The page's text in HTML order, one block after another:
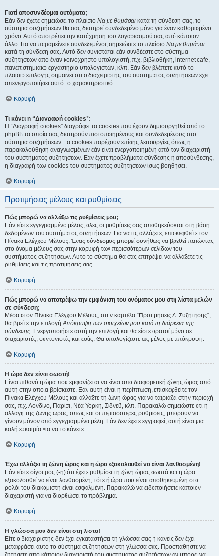
Γιατί αποσυνδέομαι αυτόματα;
Εάν δεν έχετε σημειώσει το πλαίσιο Να με θυμάσαι κατά τη σύνδεση σας, το
σύστημα συζητήσεων θα σας διατηρεί συνδεδεμένο μόνο για έναν καθορισμένο
χρόνο. Αυτό αποτρέπει την κατάχρηση του λογαριασμού σας από κάποιον
άλλο. Για να παραμείνετε συνδεδεμένοι, σημειώστε το πλαίσιο Να με θυμάσαι
κατά τη σύνδεση σας. Αυτό δεν συνιστάται εάν συνδέεστε στο σύστημα
συζητήσεων από έναν κοινόχρηστο υπολογιστή, π.χ. βιβλιοθήκη, internet cafe,
πανεπιστημιακό εργαστήριο υπολογιστών, κλπ. Εάν δεν βλέπετε αυτό το
πλαίσιο επιλογής σημαίνει ότι ο διαχειριστής του συστήματος συζητήσεων έχει
απενεργοποιήσει αυτό το χαρακτηριστικό.
Κορυφή
Τι κάνει η “Διαγραφή cookies”;
Η “Διαγραφή cookies” διαγράφει τα cookies που έχουν δημιουργηθεί από το
phpBB τα οποία σας διατηρούν πιστοποιημένους και συνδεδεμένους στο
σύστημα συζητήσεων. Τα cookies παρέχουν επίσης λειτουργίες όπως η
παρακολούθηση αναγνωσμένων εάν είναι ενεργοποιημένη από τον διαχειριστή
του συστήματος συζητήσεων. Εάν έχετε προβλήματα σύνδεσης ή αποσύνδεσης,
η διαγραφή των cookies του συστήματος συζητήσεων ίσως βοηθήσει.
Κορυφή
Προτιμήσεις μέλους και ρυθμίσεις
Πώς μπορώ να αλλάξω τις ρυθμίσεις μου;
Εάν είστε εγγεγραμμένο μέλος, όλες οι ρυθμίσεις σας αποθηκεύονται στη βάση
δεδομένων του συστήματος συζητήσεων. Για να τις αλλάξετε, επισκεφθείτε τον
Πίνακα Ελέγχου Μέλους. Ένας σύνδεσμος μπορεί συνήθως να βρεθεί πατώντας
στο όνομα μέλους σας στην κορυφή των περισσότερων σελίδων του
συστήματος συζητήσεων. Αυτό το σύστημα θα σας επιτρέψει να αλλάξετε τις
ρυθμίσεις και τις προτιμήσεις σας.
Κορυφή
Πώς μπορώ να αποτρέψω την εμφάνιση του ονόματος μου στη λίστα μελών
σε σύνδεση;
Μέσα στον Πίνακα Ελέγχου Μέλους, στην καρτέλα “Προτιμήσεις Δ. Συζήτησης”,
θα βρείτε την επιλογήΑπόκρυψη των στοιχείων μου κατά τη διάρκεια της
σύνδεσης. Ενεργοποιήστε αυτή την επιλογή και θα είστε ορατοί μόνο σε
διαχειριστές, συντονιστές και εσάς. Θα υπολογίζεστε ως μέλος με απόκρυψη.
Κορυφή
Η ώρα δεν είναι σωστή!
Είναι πιθανό η ώρα που εμφανίζεται να είναι από διαφορετική ζώνης ώρας από
αυτή στην οποία βρίσκεστε. Εάν αυτή είναι η περίπτωση, επισκεφθείτε τον
Πίνακα Ελέγχου Μέλους και αλλάξτε τη ζώνη ώρας για να ταιριάζει στην περιοχή
σας, π.χ. Λονδίνο, Παρίσι, Νέα Υόρκη, Σίδνεϋ, κλπ. Παρακαλώ σημειώστε ότι η
αλλαγή της ζώνης ώρας, όπως και οι περισσότερες ρυθμίσεις, μπορούν να
γίνουν μόνον από εγγεγραμμένα μέλη. Εάν δεν έχετε εγγραφεί, αυτή είναι μια
καλή ευκαιρία για να το κάνετε.
Κορυφή
Έχω αλλάξει τη ζώνη ώρας και η ώρα εξακολουθεί να είναι λανθασμένη!
Εάν είστε σίγουρος (-η) ότι έχετε ρυθμίσει τη ζώνη ώρας σωστά και η ώρα
εξακολουθεί να είναι λανθασμένη, τότε ή ώρα που είναι αποθηκευμένη στο
ρολόι του διακομιστή είναι εσφαλμένη. Παρακαλώ να ειδοποιήσετε κάποιον
διαχειριστή για να διορθώσει το πρόβλημα.
Κορυφή
Η γλώσσα μου δεν είναι στη λίστα!
Είτε ο διαχειριστής δεν έχει εγκαταστήσει τη γλώσσα σας ή κανείς δεν έχει
μεταφράσει αυτό το σύστημα συζητήσεων στη γλώσσα σας. Προσπαθήστε να
ζητήσετε από κάποιον διαχειριστή του συστήματος συζητήσεων αν μπορεί να